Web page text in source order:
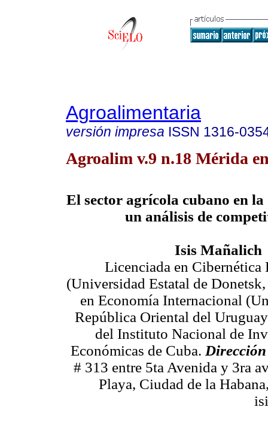
Agroalimentaria
versión impresa ISSN 1316-
Agroalim v.9 n.18 Mérida
El sector agrícola cubano en la
un análisis de
Isis Mañalich
Licenciada en Cibernética
(Universidad Estatal de
en Economía Internacional
República Oriental del
del Instituto Nacional de
Económicas de Cuba.
# 313 entre 5ta Avenida y 3ra
Playa, Ciudad de la